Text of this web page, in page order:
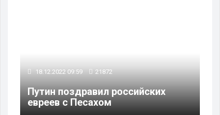
18.12.2022 09:59 21872
Путин поздравил российских
евреев с Песахом